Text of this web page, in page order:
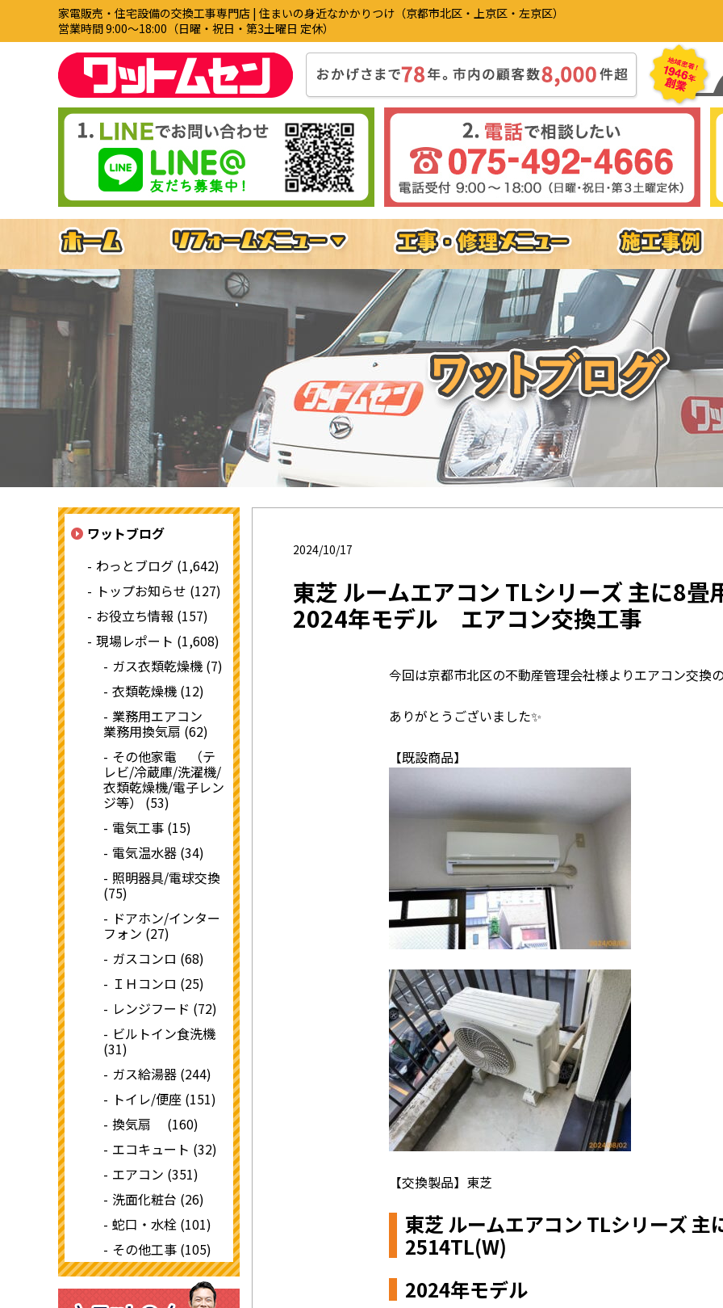
家電販売・住宅設備の交換工事専門店 | 住まいの身近なかかりつけ（京都市北区・上京区・左京区）
営業時間 9:00〜18:00（日曜・祝日・第3土曜日 定休）
2024/10/17
東芝 ルームエアコン TLシリーズ 主に
2024年モデル エアコン交換工事
今回は京都市北区の不動産管理会社様よりエアコン交換
ありがとうございました✨
【既設商品】
【交換製品】東芝
東芝 ルームエアコン TLシリーズ
2514TL(W)
2024年モデル
ワットブログ
わっとブログ (1,642)
トップお知らせ (127)
お役立ち情報 (157)
現場レポート (1,608)
ガス衣類乾燥機 (7)
衣類乾燥機 (12)
業務用エアコン
業務用換気扇 (62)
その他家電 （テ
レビ/冷蔵庫/洗濯機/
衣類乾燥機/電子レン
ジ等） (53)
電気工事 (15)
電気温水器 (34)
照明器具/電球交換
(75)
ドアホン/インター
フォン (27)
ガスコンロ (68)
ＩＨコンロ (25)
レンジフード (72)
ビルトイン食洗機
(31)
ガス給湯器 (244)
トイレ/便座 (151)
換気扇 (160)
エコキュート (32)
エアコン (351)
洗面化粧台 (26)
蛇口・水栓 (101)
その他工事 (105)